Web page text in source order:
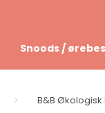
Snoods /
B&B